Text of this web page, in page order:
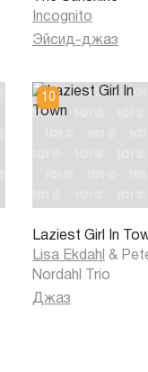
Incognito
Эйсид-джаз
Laziest Girl In
Lisa Ekdahl &
Nordahl Trio
Джаз